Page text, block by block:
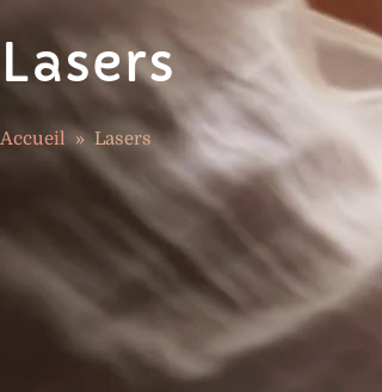
Lasers
Accueil »Lasers